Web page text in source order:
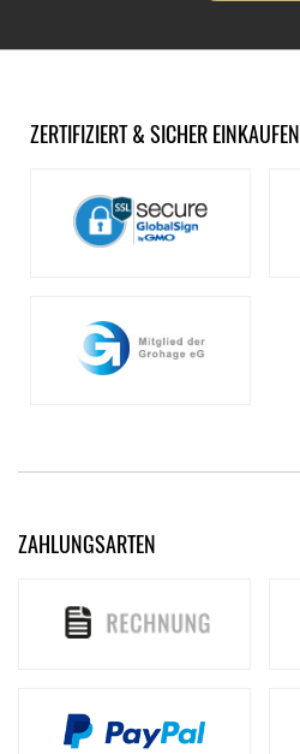
ZERTIFIZIERT & SICHER EINKAUFEN
ZAHLUNGSARTEN